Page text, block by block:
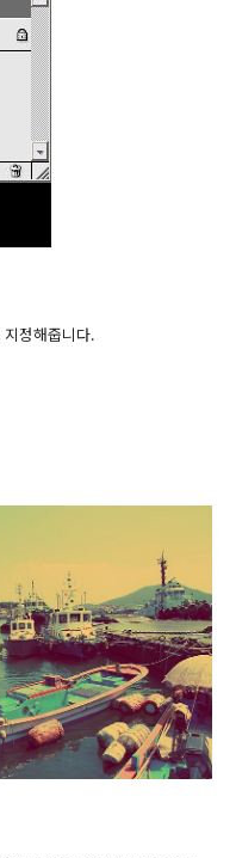
정해줍니다.